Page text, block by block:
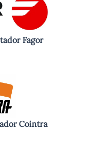
Fagor
Cointra